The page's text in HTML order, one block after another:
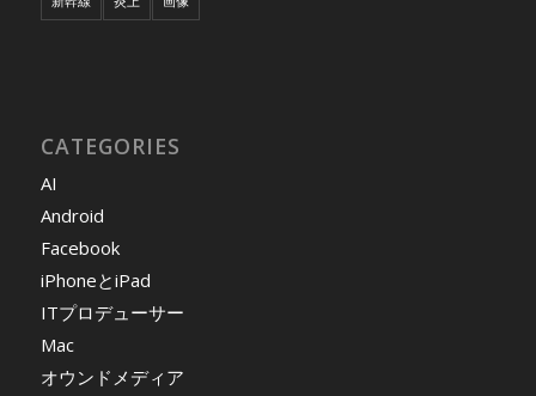
CATEGORIES
AI
Android
Facebook
iPhoneとiPad
ITプロデューサー
Mac
オウンドメディア